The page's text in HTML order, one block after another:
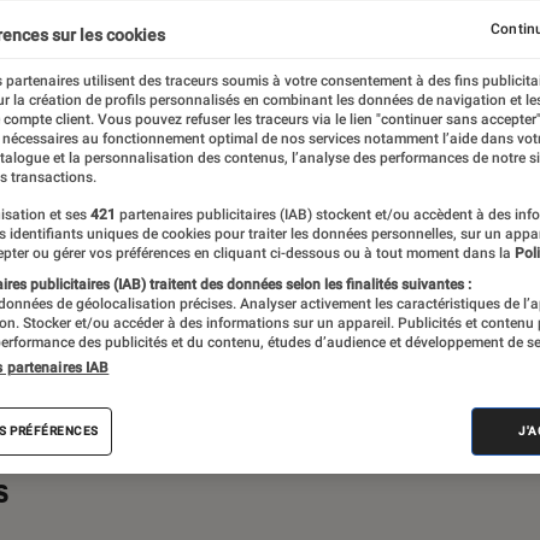
iPad Ordinateurs
Périphériques, accessoires et composants Stockage
de recommandations pour vos achats
un technophile averti ou un béotien en la
porte, celle de la rubrique
sur les cookies
partenaires utilisent des traceurs soumis à votre consentement à des fins
la création de profils personnalisés en combinant les données de navigation et
compte client. Vous pouvez refuser les traceurs via le lien "continuer sans
au fonctionnement optimal de nos services notamment l’aide dans
et la personnalisation des contenus, l’analyse des performances de notre
transactions.
et ses 421 partenaires publicitaires (IAB) stockent et/ou accèdent à des
identifiants uniques de cookies pour traiter les données personnelles, sur un
ou gérer vos préférences en cliquant ci-dessous ou à tout moment dans la
publicitaires (IAB) traitent des données selon les finalités suivantes :
de géolocalisation précises. Analyser activement les caractéristiques de
Stocker et/ou accéder à des informations sur un appareil. Publicités et contenu
des publicités et du contenu, études d’audience et développement de
partenaires IAB
PRÉFÉRENCES